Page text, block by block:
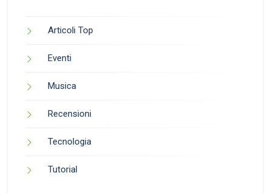
Articoli Top
Eventi
Musica
Recensioni
Tecnologia
Tutorial